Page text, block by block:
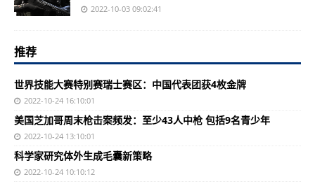
2022-10-03 09:02:41
推荐
世界技能大赛特别赛瑞士赛区：中国代表团获4枚金牌
2022-10-24 16:10:01
美国芝加哥周末枪击案频发：至少43人中枪 包括9名青少年
2022-10-24 13:10:01
科学家研究体外生成毛囊新策略
2022-10-24 10:10:12